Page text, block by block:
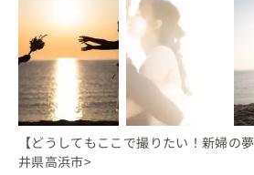
【どうしてもここで撮りたい！新婦の
井県高浜市>